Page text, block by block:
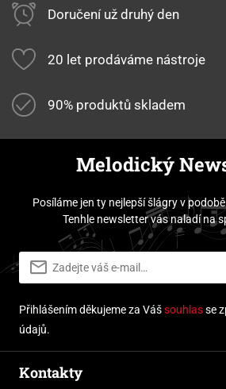
Doručení už druhý den
20 let prodáváme nástroje
90% produktů skladem
Melodický
Posíláme jen ty nejlepší šlágry v
Tenhle newsletter vás naladí na
Přihlášením děkujeme za Vášsouhlasse
údajů.
Kontakty